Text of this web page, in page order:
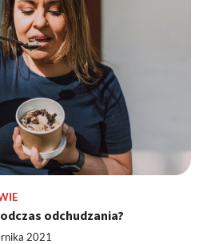
odchudzania?
2021